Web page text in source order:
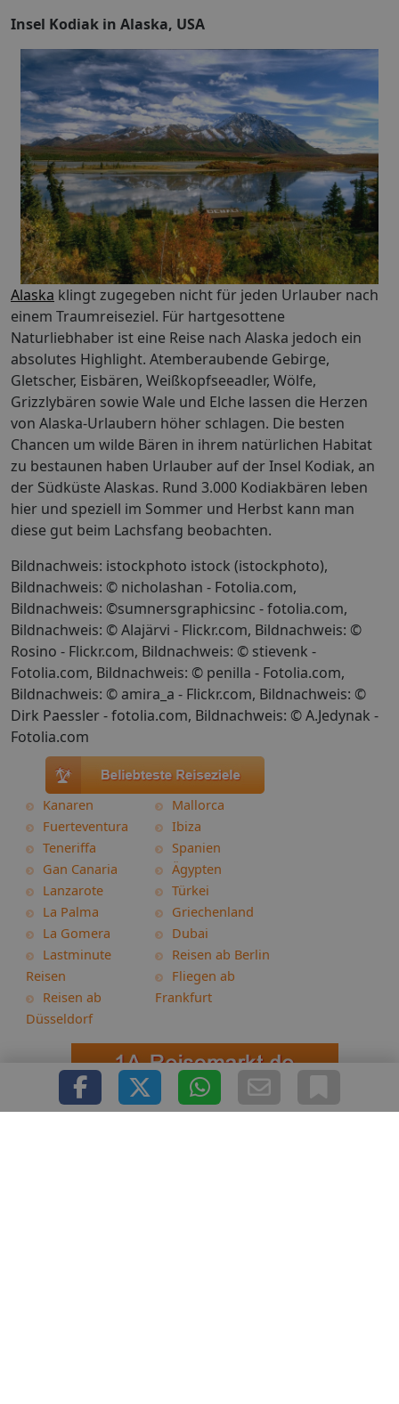
Kanaren
Fuerteventura
Teneriffa
Gan Canaria
Lanzarote
La Palma
La Gomera
Lastminute
Reisen
Reisen ab
Düsseldorf
Mallorca
Ibiza
Spanien
Ägypten
Türkei
Griechenland
Dubai
Reisen ab Berlin
Fliegen ab
Frankfurt
Insel Kodiak in Alaska, USA
Alaska klingt zugegeben nicht für jeden Urlauber nach
einem Traumreiseziel. Für hartgesottene
Naturliebhaber ist eine Reise nach Alaska jedoch ein
absolutes Highlight. Atemberaubende Gebirge,
Gletscher, Eisbären, Weißkopfseeadler, Wölfe,
Grizzlybären sowie Wale und Elche lassen die Herzen
von Alaska-Urlaubern höher schlagen. Die besten
Chancen um wilde Bären in ihrem natürlichen Habitat
zu bestaunen haben Urlauber auf der Insel Kodiak, an
der Südküste Alaskas. Rund 3.000 Kodiakbären leben
hier und speziell im Sommer und Herbst kann man
diese gut beim Lachsfang beobachten.
Bildnachweis: istockphoto istock (istockphoto),
Bildnachweis: © nicholashan - Fotolia.com,
Bildnachweis: ©sumnersgraphicsinc - fotolia.com,
Bildnachweis: © Alajärvi - Flickr.com, Bildnachweis: ©
Rosino - Flickr.com, Bildnachweis: © stievenk -
Fotolia.com, Bildnachweis: © penilla - Fotolia.com,
Bildnachweis: © amira_a - Flickr.com, Bildnachweis: ©
Dirk Paessler - fotolia.com, Bildnachweis: © A.Jedynak -
Fotolia.com